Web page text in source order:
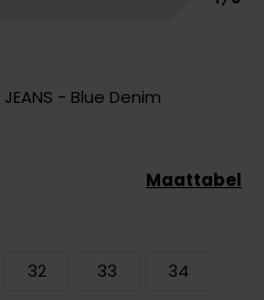
JEANS - Blue Denim
32 33 34
Maattabel